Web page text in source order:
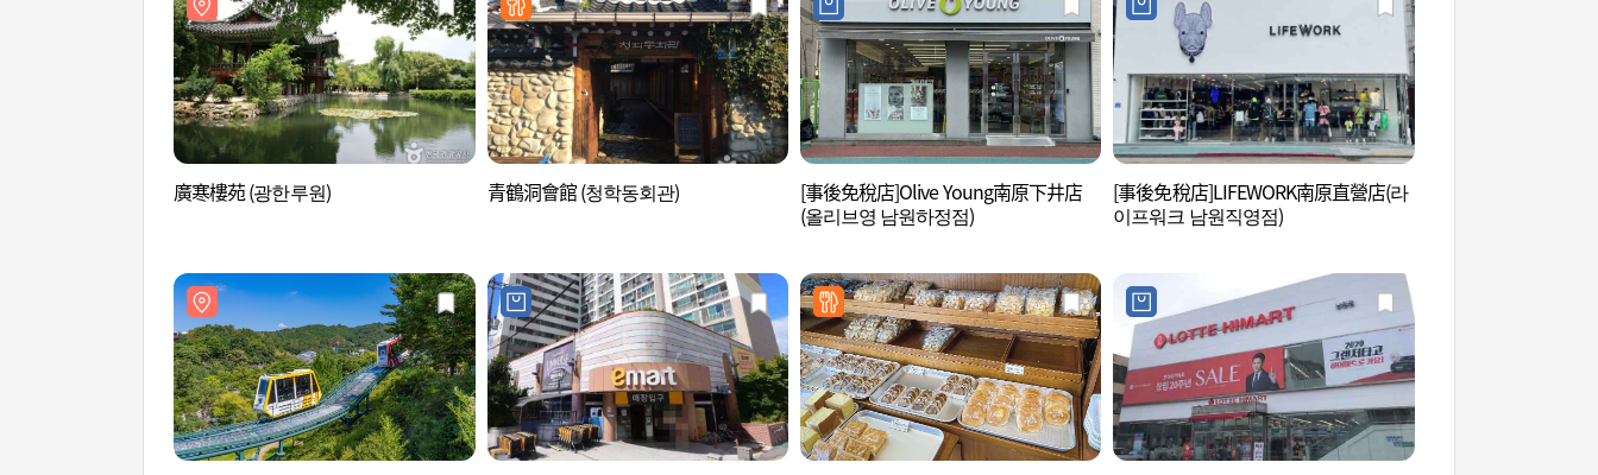
廣寒樓苑 (광한루원) 青鶴洞會館 (청학동회관)
[事後免稅店]Olive Young南原下井店
(올리브영 남원하정점)
[事後免稅店]LIFEWORK南原直營店(라
이프워크 남원직영점)